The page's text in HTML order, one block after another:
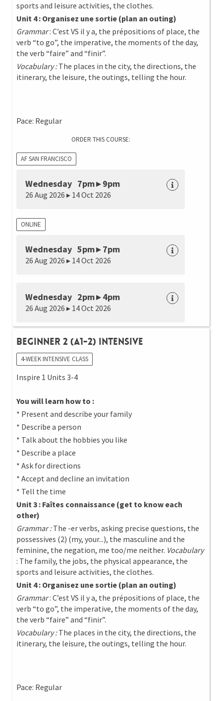
sports and leisure activities, the clothes.
Unit 4 : Organisez une sortie (plan an outing)
Grammar: C’est VS il y a, the prépositions of place, the
verb “to go”, the imperative, the moments of the day,
the verb “faire” and “finir”.
Vocabulary :The places in the city, the directions, the
itinerary, the leisure, the outings, telling the hour.
Pace: Regular
ORDER THIS COURSE:
AF SAN FRANCISCO
Wednesday 7pm ▸ 9pm
26 Aug 2026 ▸ 14 Oct 2026
ONLINE
Wednesday 5pm ▸ 7pm
26 Aug 2026 ▸ 14 Oct 2026
Wednesday 2pm ▸ 4pm
26 Aug 2026 ▸ 14 Oct 2026
Beginner 2 (A1-2) Intensive
4-WEEK INTENSIVE CLASS
Inspire 1 Units 3-4
You will learn how to :
* Present and describe your family
* Describe a person
* Talk about the hobbies you like
* Describe a place
* Ask for directions
* Accept and decline an invitation
* Tell the time
Unit 3 : Faîtes connaissance (get to know each
other)
Grammar :The -er verbs, asking precise questions, the
possessives (2) (my, your...), the masculine and the
feminine, the negation, me too/me neither. Vocabulary
: The family, the jobs, the physical appearance, the
sports and leisure activities, the clothes.
Unit 4 : Organisez une sortie (plan an outing)
Grammar: C’est VS il y a, the prépositions of place, the
verb “to go”, the imperative, the moments of the day,
the verb “faire” and “finir”.
Vocabulary :The places in the city, the directions, the
itinerary, the leisure, the outings, telling the hour.
Pace: Regular